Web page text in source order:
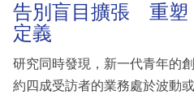
告別盲目擴張 重塑
定義
研究同時發現，新一代青年的
約四成受訪者的業務處於波動